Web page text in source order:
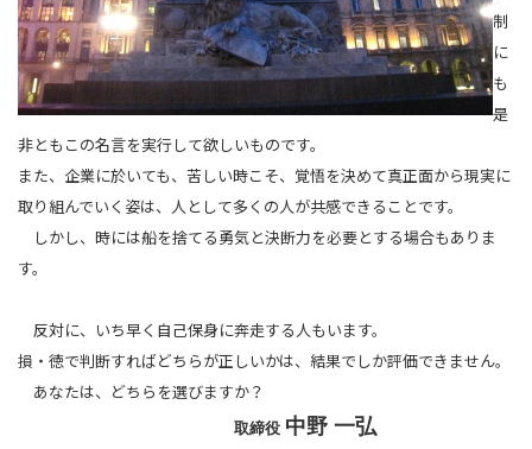
制
に
も
是
非ともこの名言を実行して欲しいものです。
また、企業に於いても、苦しい時こそ、覚悟を決めて真正面から現実に
取り組んでいく姿は、人として多くの人が共感できることです。
しかし、時には船を捨てる勇気と決断力を必要とする場合もありま
す。
反対に、いち早く自己保身に奔走する人もいます。
損・徳で判断すればどちらが正しいかは、結果でしか評価できません。
あなたは、どちらを選びますか？
取締役 中野 一弘